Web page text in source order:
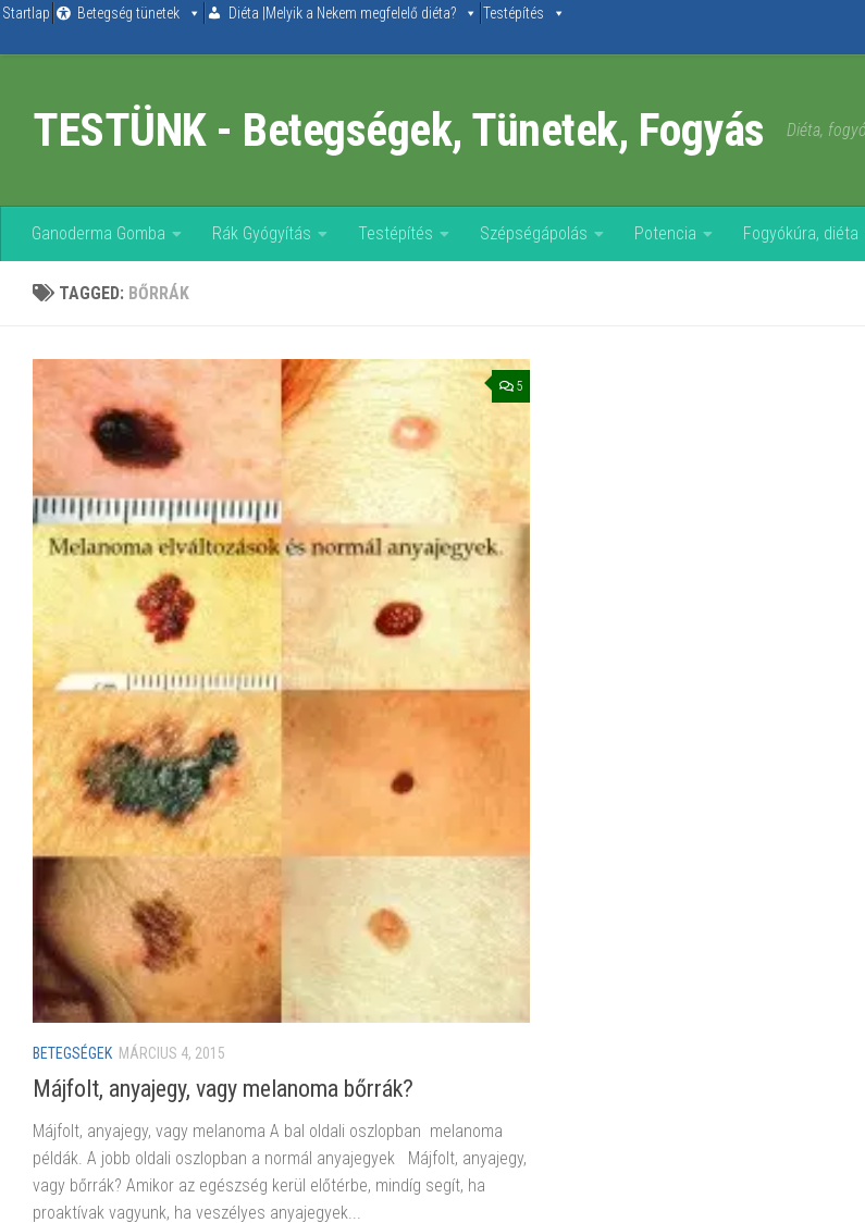
Skip to content
Startlap Betegség tünetek Diéta |Melyik a Nekem megfelelő diéta? Testépítés
TESTÜNK - Betegségek, Tünetek, Fogyás Diéta,
Ganoderma Gomba Rák Gyógyítás Testépítés Szépségápolás Potencia Fogyókúra, diéta
TAGGED: BŐRRÁK
5
BETEGSÉGEK MÁRCIUS 4, 2015
Májfolt, anyajegy, vagy melanoma bőrrák?
Májfolt, anyajegy, vagy melanoma A bal oldali oszlopban melanoma
példák. A jobb oldali oszlopban a normál anyajegyek Májfolt, anyajegy,
vagy bőrrák? Amikor az egészség kerül előtérbe, mindíg segít, ha
proaktívak vagyunk, ha veszélyes anyajegyek...